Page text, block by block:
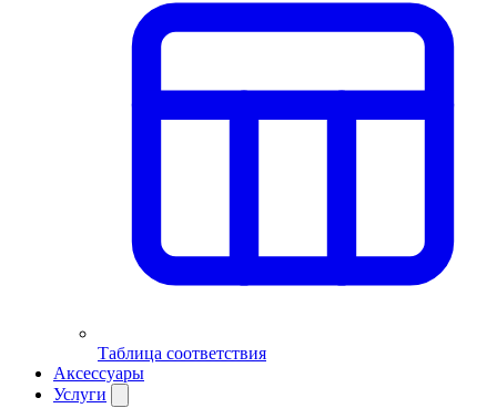
Таблица соответствия
Аксессуары
Услуги